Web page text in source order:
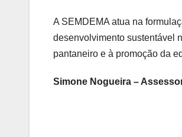
A SEMDEMA atua na
desenvolvimento sustentável
pantaneiro e à promoção da
Simone Nogueira –